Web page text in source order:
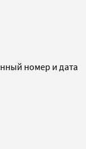
номер и дата